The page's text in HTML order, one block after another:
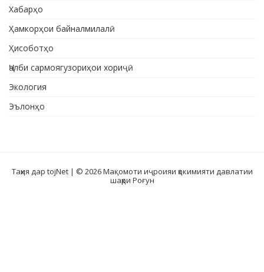
Хабарҳо
Ҳамкорҳои байналмилалӣ
Ҳисоботҳо
Ҷалби сармоягузориҳои хориҷӣ
Экология
Эълонҳо
Таҳия дар tojNet | © 2026 Мақомоти иҷроияи ҳокимияти давлатии
шаҳри Роғун